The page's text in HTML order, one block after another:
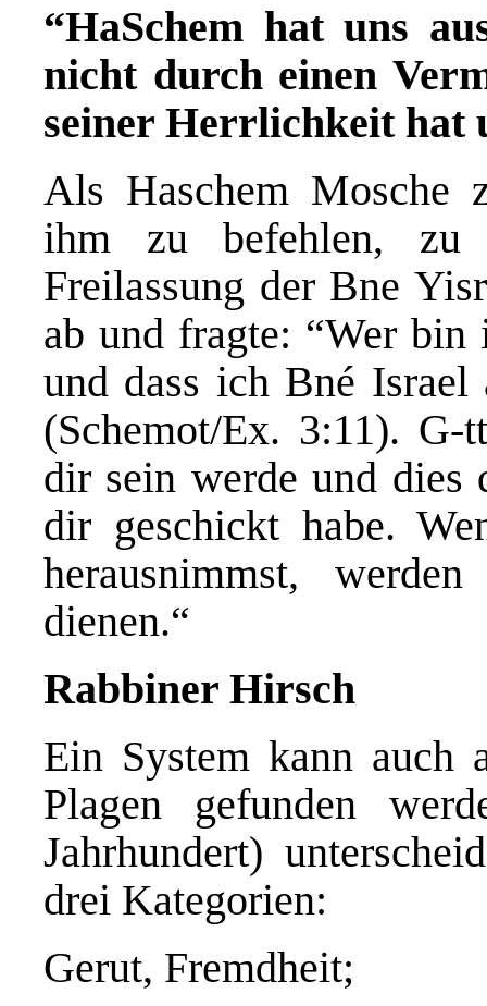
“HaSchem hat uns
nicht durch einen
seiner Herrlichkeit hat
Als Haschem Mosche
ihm zu befehlen, zu
Freilassung der Bne
ab und fragte: “Wer bin
und dass ich Bné
(Schemot/Ex. 3:11).
dir sein werde und dies
dir geschickt habe.
herausnimmst,
dienen.“
Rabbiner Hirsch
Ein System kann auch
Plagen gefunden
Jahrhundert)
drei Kategorien:
Gerut, Fremdheit;